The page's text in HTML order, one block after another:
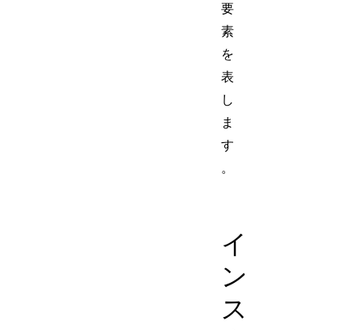
要
素
を
表
し
ま
す
。
イ
ン
ス